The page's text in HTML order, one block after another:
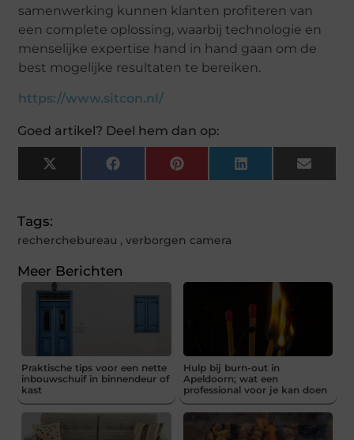
samenwerking kunnen klanten profiteren van
een complete oplossing, waarbij technologie en
menselijke expertise hand in hand gaan om de
best mogelijke resultaten te bereiken.
https://www.sitcon.nl/
Goed artikel? Deel hem dan op:
X
(Twitter)
FacebookPinterestLinkedInEmail
Tags:
recherchebureau ,verborgen camera
Meer Berichten
Praktische tips voor een nette
inbouwschuif in binnendeur of
kast
Hulp bij burn-out in
Apeldoorn; wat een
professional voor je kan doen